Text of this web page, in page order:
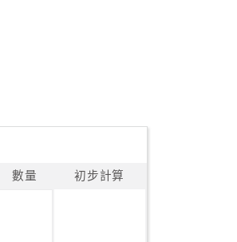
數量 初步計算